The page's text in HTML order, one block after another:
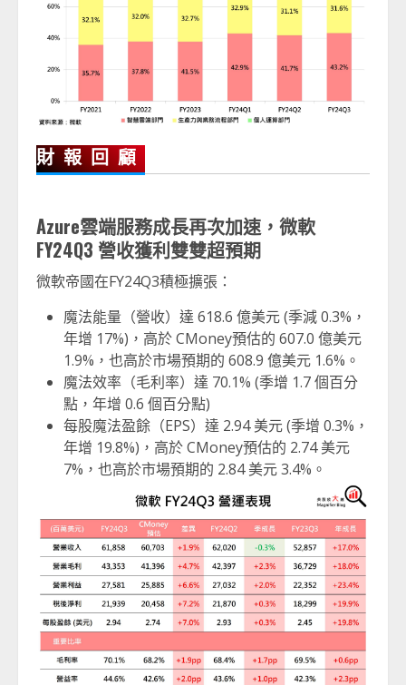
財報回顧
Azure雲端服務成長再次加速，微軟
FY24Q3 營收獲利雙雙超預期
微軟帝國在FY24Q3積極擴張：
魔法能量（營收）達 618.6 億美元 (季減 0.3%，
年增 17%)，高於 CMoney預估的 607.0 億美元
1.9%，也高於市場預期的 608.9 億美元 1.6%。
魔法效率（毛利率）達 70.1% (季增 1.7 個百分
點，年增 0.6 個百分點)
每股魔法盈餘（EPS）達 2.94 美元 (季增 0.3%，
年增 19.8%)，高於 CMoney預估的 2.74 美元
7%，也高於市場預期的 2.84 美元 3.4%。